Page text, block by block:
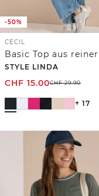
-50%
CECIL
STYLE LINDA
CHF 15.00CHF29.90
+ 17